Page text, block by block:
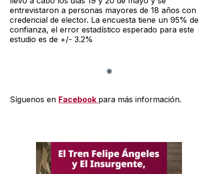
entrevistaron a personas mayores de 18 años con
credencial de elector. La encuesta tiene un 95% de
confianza, el error estadístico esperado para este
estudio es de +/- 3.2%
Síguenos en Facebook para más información.